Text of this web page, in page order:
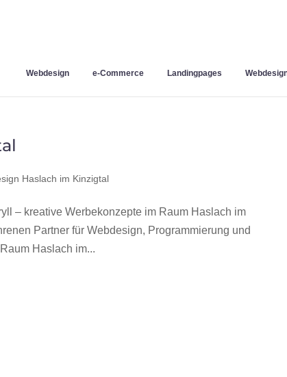
Webdesign e-Commerce Landingpages
Haslach im Kinzigtal
– kreative Werbekonzepte im Raum Haslach im
Partner für Webdesign, Programmierung und
Haslach im...